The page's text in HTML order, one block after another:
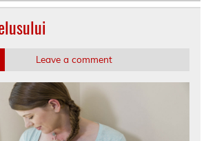
Leave a comment